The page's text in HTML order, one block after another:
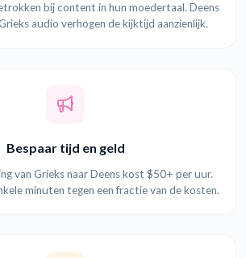
bij content in hun moedertaal. Deens
audio verhogen de kijktijd aanzienlijk.
Bespaar tijd en geld
van Grieks naar Deens kost $50+ per uur.
minuten tegen een fractie van de kosten.